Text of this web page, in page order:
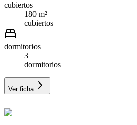
cubiertos
180 m²
cubiertos
dormitorios
3
dormitorios
Ver ficha